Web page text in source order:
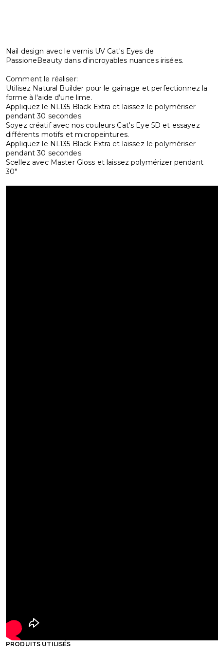
Nail design avec le vernis UV Cat's Eyes de
PassioneBeauty dans d'incroyables nuances irisées.
Comment le réaliser:
Utilisez Natural Builder pour le gainage et perfectionnez la
forme à l'aide d'une lime.
Appliquez le NL135 Black Extra et laissez-le polymériser
pendant 30 secondes.
Soyez créatif avec nos couleurs Cat's Eye 5D et essayez
différents motifs et micropeintures.
Appliquez le NL135 Black Extra et laissez-le polymériser
pendant 30 secondes.
Scellez avec Master Gloss et laissez polymérizer pendant
30"
PRODUITS UTILISÉS